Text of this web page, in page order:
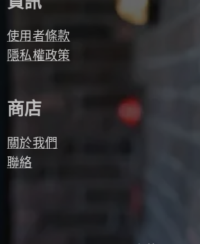
使用者條款
隱私權政策
商店
關於我們
聯絡